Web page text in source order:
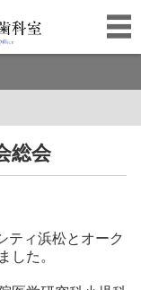
総会
ィ浜松とオーク
した。